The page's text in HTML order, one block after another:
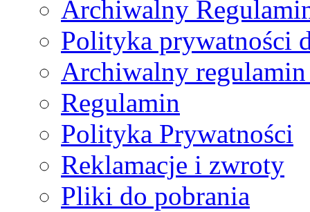
Archiwalny
Polityka prywatności
Archiwalny
Regulamin
Polityka Prywatności
Reklamacje i zwroty
Pliki do pobrania